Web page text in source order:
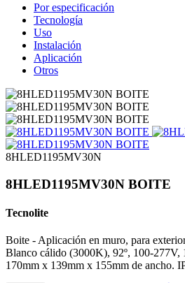
Por especificación
Tecnología
Uso
Instalación
Aplicación
Otros
8HLED1195MV30N
8HLED1195MV30N BOITE
Tecnolite
Boite - Aplicación en muro, para
Blanco cálido (3000K), 92º, 100-277V,
170mm x 139mm x 155mm de ancho.